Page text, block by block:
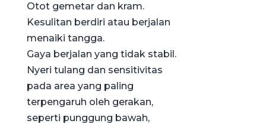
Otot gemetar dan kram.
Kesulitan berdiri atau berjalan
menaiki tangga.
Gaya berjalan yang tidak stabil.
Nyeri tulang dan sensitivitas
pada area yang paling
terpengaruh oleh gerakan,
seperti punggung bawah,